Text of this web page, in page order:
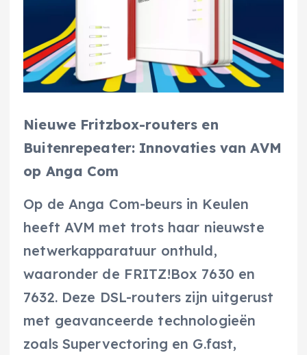
Nieuwe Fritzbox-routers en
Buitenrepeater: Innovaties van AVM
op Anga Com
Op de Anga Com-beurs in Keulen
heeft AVM met trots haar nieuwste
netwerkapparatuur onthuld,
waaronder de FRITZ!Box 7630 en
7632. Deze DSL-routers zijn uitgerust
met geavanceerde technologieën
zoals Supervectoring en G.fast,